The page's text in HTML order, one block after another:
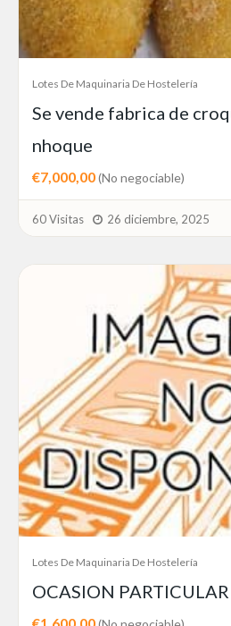
Lotes De Maquinaria De Hostelería
Se vende fabrica de
nhoque
€7,000,00(No negociable)
60 Visitas 26 diciembre, 2025
Lotes De Maquinaria De Hostelería
OCASION
€1,600,00